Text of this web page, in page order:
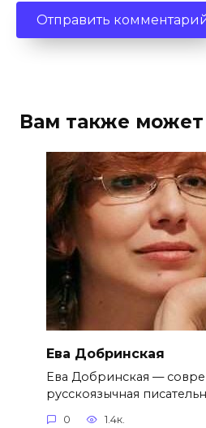
Вам также может
Ева Добринская
Ева Добринская —
русскоязычная
0 1.4к.